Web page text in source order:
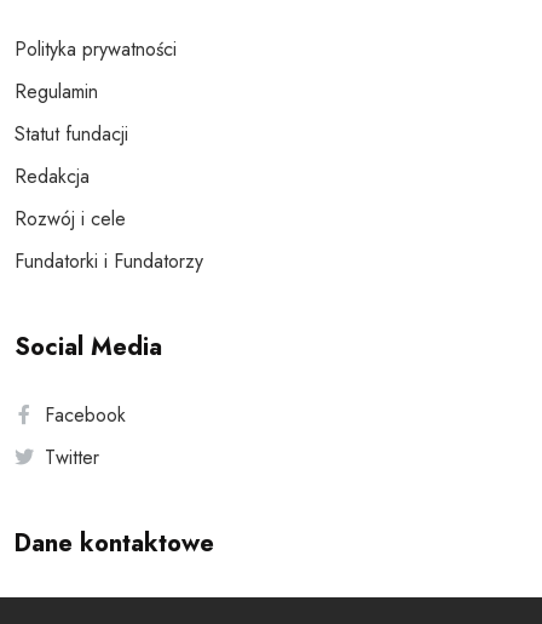
Polityka prywatności
Regulamin
Statut fundacji
Redakcja
Rozwój i cele
Fundatorki i Fundatorzy
Social Media
Facebook
Twitter
Dane kontaktowe